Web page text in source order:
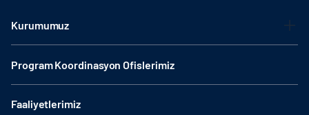
Kurumumuz
Program Koordinasyon Ofislerimiz
Faaliyetlerimiz